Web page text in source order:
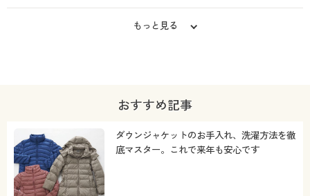
もっと見る
おすすめ記事
ダウンジャケットのお手入れ、洗濯方法を徹
底マスター。これで来年も安心です